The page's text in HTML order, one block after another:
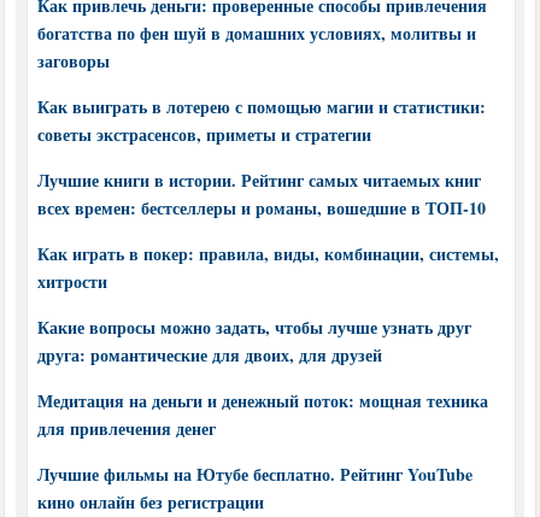
Как привлечь деньги: проверенные способы привлечения
богатства по фен шуй в домашних условиях, молитвы и
заговоры
Как выиграть в лотерею с помощью магии и статистики:
советы экстрасенсов, приметы и стратегии
Лучшие книги в истории. Рейтинг самых читаемых книг
всех времен: бестселлеры и романы, вошедшие в ТОП-10
Как играть в покер: правила, виды, комбинации, системы,
хитрости
Какие вопросы можно задать, чтобы лучше узнать друг
друга: романтические для двоих, для друзей
Медитация на деньги и денежный поток: мощная техника
для привлечения денег
Лучшие фильмы на Ютубе бесплатно. Рейтинг YouTube
кино онлайн без регистрации